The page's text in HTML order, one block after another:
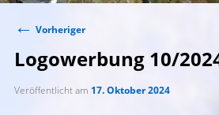
Beitragsnavigation
← Vorheriger
Logowerbung 10/
Veröffentlicht am 17. Oktober 2024